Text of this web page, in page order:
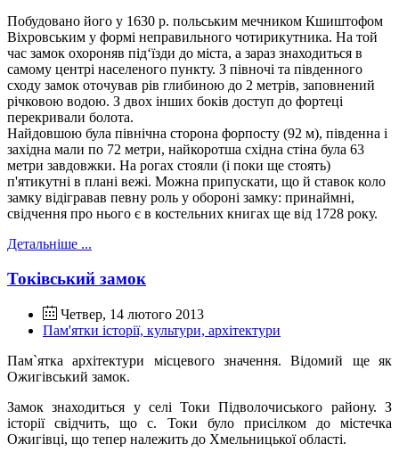
Побудовано його у 1630 р. польським мечником Кшиштофом
Віхровським у формі неправильного чотирикутника. На той
час замок охороняв під‘їзди до міста, а зараз знаходиться в
самому центрі населеного пункту. З півночі та південного
сходу замок оточував рів глибиною до 2 метрів, заповнений
річковою водою. З двох інших боків доступ до фортеці
перекривали болота.
Найдовшою була північна сторона форпосту (92 м), південна і
західна мали по 72 метри, найкоротша східна стіна була 63
метри завдовжки. На рогах стояли (і поки ще стоять)
п'ятикутні в плані вежі. Можна припускати, що й ставок коло
замку відігравав певну роль у обороні замку: принаймні,
свідчення про нього є в костельних книгах ще від 1728 року.
Детальніше ...
Токівський замок
Четвер, 14 лютого 2013
Пам'ятки історії, культури, архітектури
Пам`ятка архітектури місцевого значення. Відомий ще як
Ожигівський замок.
Замок знаходиться у селі Токи Підволочиського району. З
історії свідчить, що с. Токи було присілком до містечка
Ожигівці, що тепер належить до Хмельницької області.